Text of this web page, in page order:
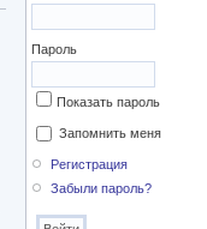
Пароль
Показать пароль
Запомнить меня
Регистрация
Забыли пароль?